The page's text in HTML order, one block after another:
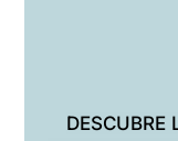
DESCUBRE